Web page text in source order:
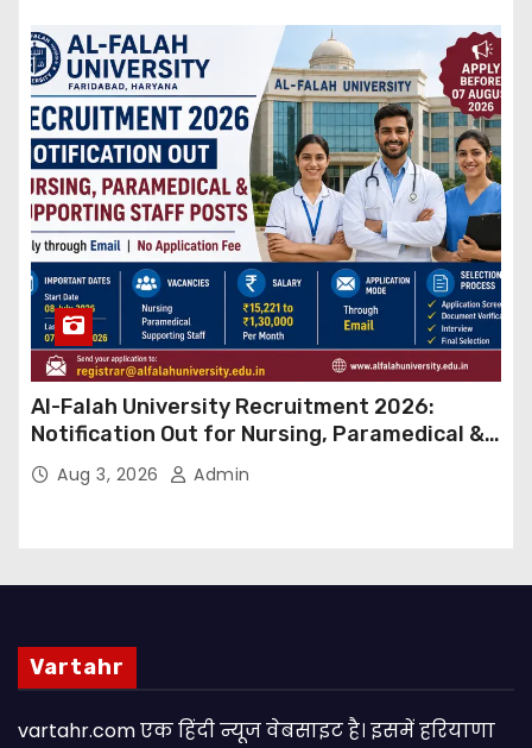
Al-Falah University Recruitment 2026:
Notification Out for Nursing, Paramedical &
Supporting Staff Posts, Apply Through Email
Aug 3, 2026 Admin
Vartahr
vartahr.com एक हिंदी न्यूज वेबसाइट है। इसमें हरियाणा